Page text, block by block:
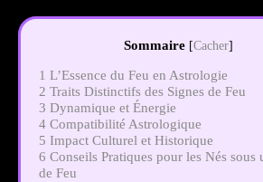
Sommaire [Cacher]
1 L’Essence du Feu en Astrologie
2 Traits Distinctifs des Signes de Feu
3 Dynamique et Énergie
4 Compatibilité Astrologique
5 Impact Culturel et Historique
6 Conseils Pratiques pour les Nés sous
de Feu